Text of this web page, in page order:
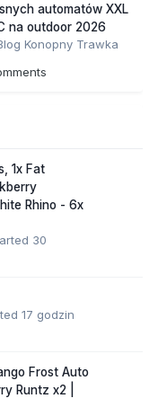
automatów XXL
na outdoor 2026
Konopny Trawka
1x Fat
Rhino - 6x
30
17 godzin
Frost Auto
Runtz x2 |